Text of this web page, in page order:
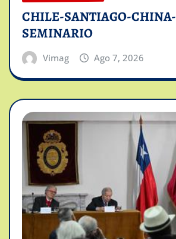
CHILE-SANTIAGO-CHINA-
SEMINARIO
Vimag Ago 7, 2026